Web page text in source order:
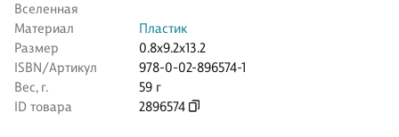
Вселенная
Материал
Пластик
Размер
0.8x9.2x13.2
ISBN/Артикул
978-0-02-896574-1
Вес, г.
59 г
ID товара
2896574